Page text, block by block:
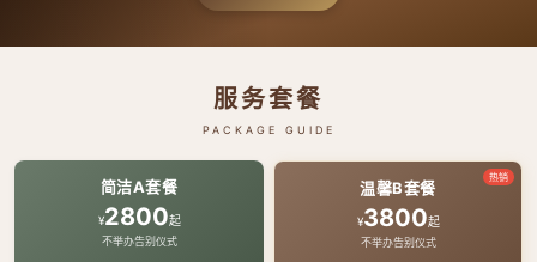
服务套餐
PACKAGE GUIDE
简洁A套餐
¥2800起
不举办告别仪式
热销
温馨B套餐
¥3800起
不举办告别仪式